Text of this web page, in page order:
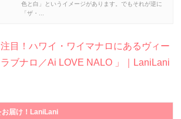
色と白」というイメージがあります。でもそれが逆に
「ザ・...
目！ハワイ・ワイマナロにあるヴィー
ブナロ／Ai LOVE NALO 」｜LaniLani
お届け！LaniLani